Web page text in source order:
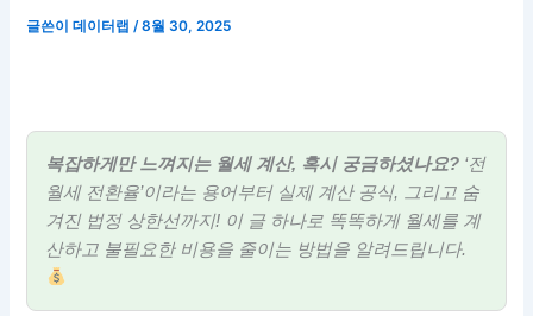
글쓴이데이터랩/8월 30, 2025
복잡하게만 느껴지는 월세 계산, 혹시 궁금하셨나요? ‘전
월세 전환율’이라는 용어부터 실제 계산 공식, 그리고 숨
겨진 법정 상한선까지! 이 글 하나로 똑똑하게 월세를 계
산하고 불필요한 비용을 줄이는 방법을 알려드립니다.